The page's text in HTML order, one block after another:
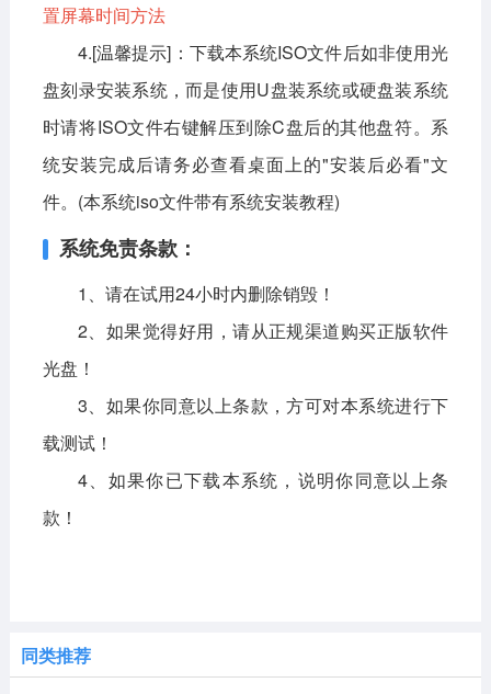
置屏幕时间方法
4.[温馨提示]：下载本系统ISO文件后如非使用光
盘刻录安装系统，而是使用U盘装系统或硬盘装系统
时请将ISO文件右键解压到除C盘后的其他盘符。系
统安装完成后请务必查看桌面上的"安装后必看"文
件。(本系统iso文件带有系统安装教程)
系统免责条款：
1、请在试用24小时内删除销毁！
2、如果觉得好用，请从正规渠道购买正版软件
光盘！
3、如果你同意以上条款，方可对本系统进行下
载测试！
4、如果你已下载本系统，说明你同意以上条
款！
同类推荐